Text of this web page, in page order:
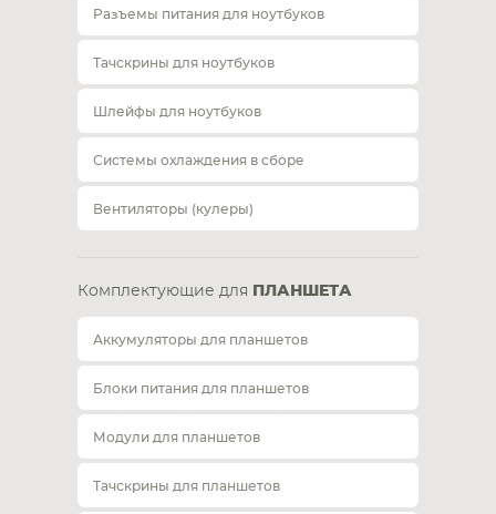
Разъемы питания для ноутбуков
Тачскрины для ноутбуков
Шлейфы для ноутбуков
Системы охлаждения в сборе
Вентиляторы (кулеры)
Комплектующие для ПЛАНШЕТА
Аккумуляторы для планшетов
Блоки питания для планшетов
Модули для планшетов
Тачскрины для планшетов